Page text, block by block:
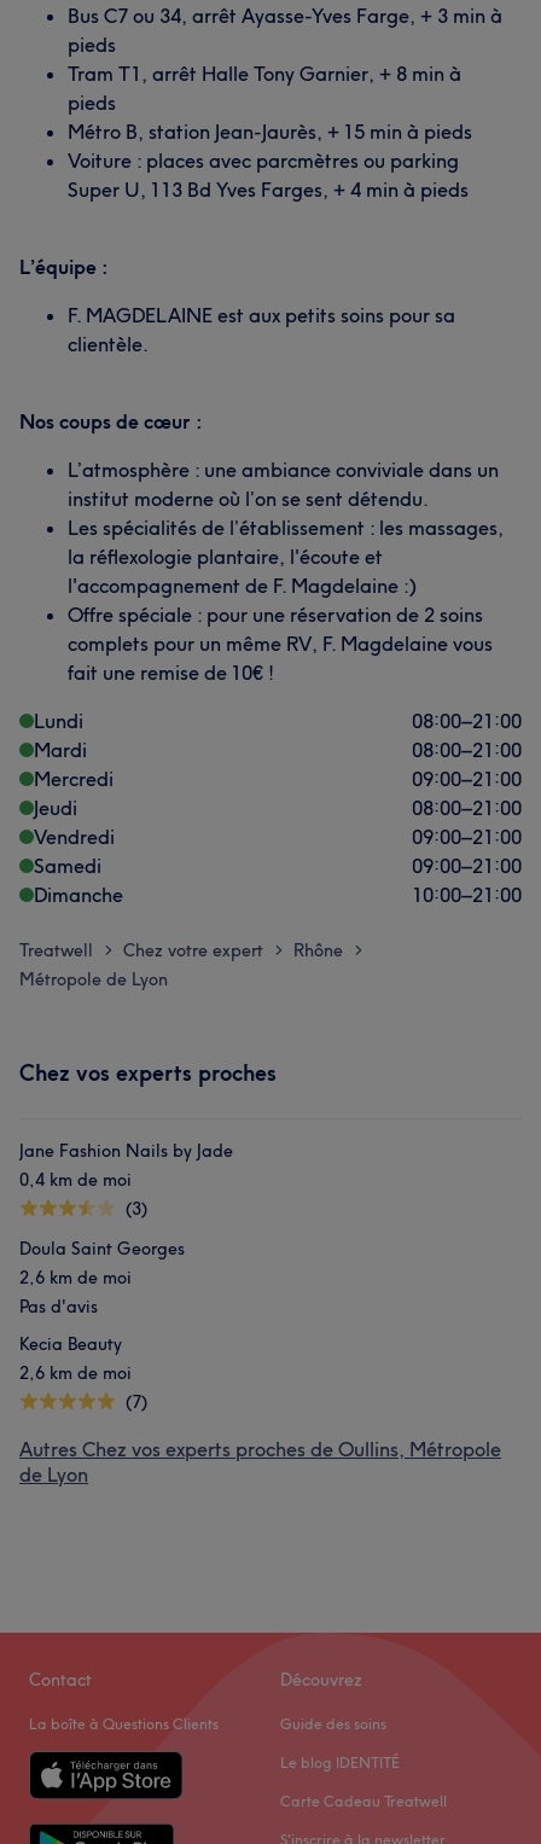
Bus C7 ou 34, arrêt Ayasse-Yves Farge, + 3 min à
pieds
Tram T1, arrêt Halle Tony Garnier, + 8 min à
pieds
Métro B, station Jean-Jaurès, + 15 min à pieds
Voiture : places avec parcmètres ou parking
Super U, 113 Bd Yves Farges, + 4 min à pieds
L’équipe :
F. MAGDELAINE est aux petits soins pour sa
clientèle.
Nos coups de cœur :
L’atmosphère : une ambiance conviviale dans un
institut moderne où l’on se sent détendu.
Les spécialités de l’établissement : les massages,
la réflexologie plantaire, l'écoute et
l'accompagnement de F. Magdelaine :)
Offre spéciale : pour une réservation de 2 soins
complets pour un même RV, F. Magdelaine vous
fait une remise de 10€ !
Lundi
08:00–21:00
Mardi
08:00–21:00
Mercredi
09:00–21:00
Jeudi
08:00–21:00
Vendredi
09:00–21:00
Samedi
09:00–21:00
Dimanche
10:00–21:00
Treatwell > Chez votre expert > Rhône >
Métropole de Lyon
Chez vos experts proches
Jane Fashion Nails by Jade
0,4 km de moi
(3)
Doula Saint Georges
2,6 km de moi
Pas d'avis
Kecia Beauty
2,6 km de moi
(7)
Autres Chez vos experts proches de Oullins, Métropole
de Lyon
Contact
La boîte à Questions Clients
Découvrez
Guide des soins
Le blog IDENTITÉ
Carte Cadeau Treatwell
S'inscrire à la newsletter